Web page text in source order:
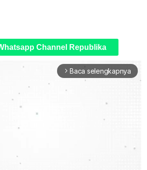
Channel Republika
arrow_forward_ios Baca selengkapnya